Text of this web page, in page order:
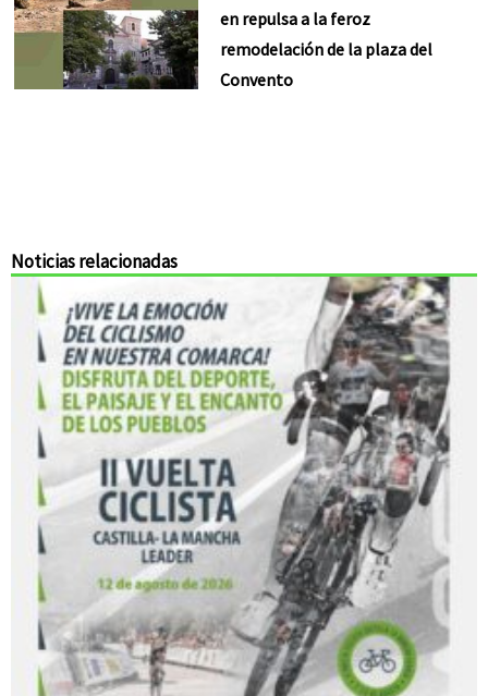
en repulsa a la feroz
remodelación de la plaza del
Convento
Noticias relacionadas